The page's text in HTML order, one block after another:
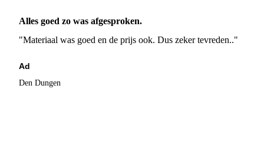
Alles goed zo was afgesproken.
"Materiaal was goed en de prijs ook. Dus zeker tevreden.."
Ad
Den Dungen